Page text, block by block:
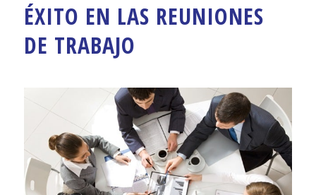
ÉXITO EN LAS REUNIONES
DE TRABAJO